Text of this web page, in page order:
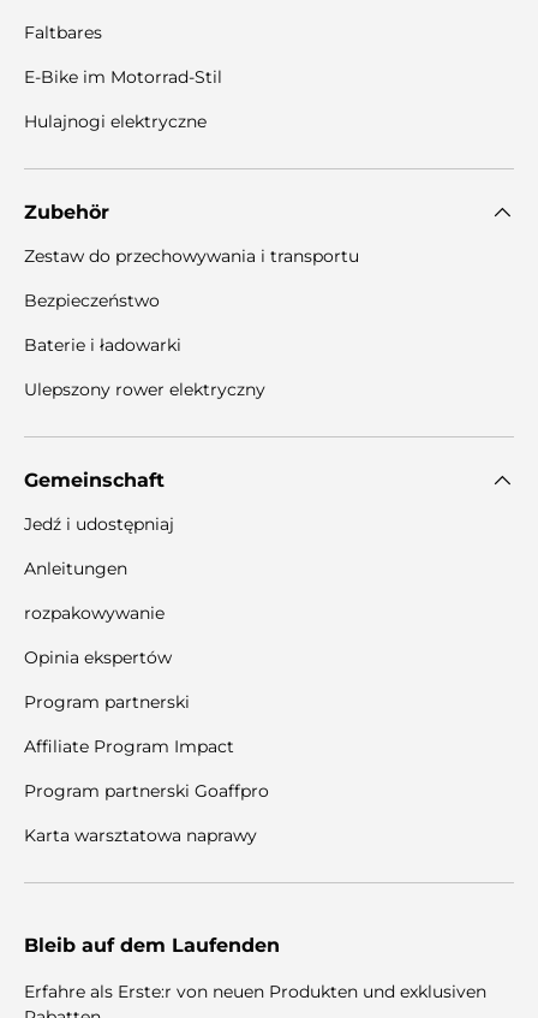
Faltbares
E-Bike im Motorrad-Stil
Hulajnogi elektryczne
Zubehör
Zestaw do przechowywania i transportu
Bezpieczeństwo
Baterie i ładowarki
Ulepszony rower elektryczny
Gemeinschaft
Jedź i udostępniaj
Anleitungen
rozpakowywanie
Opinia ekspertów
Program partnerski
Affiliate Program Impact
Program partnerski Goaffpro
Karta warsztatowa naprawy
Bleib auf dem Laufenden
Erfahre als Erste:r von neuen Produkten und exklusiven